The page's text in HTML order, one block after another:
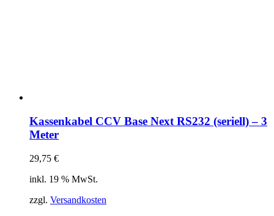
Kassenkabel CCV Base Next RS232 (seriell) – 3
Meter
29,75 €
inkl. 19 % MwSt.
zzgl. Versandkosten